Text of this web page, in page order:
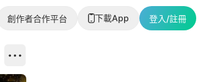
創作者合作平台 下載App 登入/註冊